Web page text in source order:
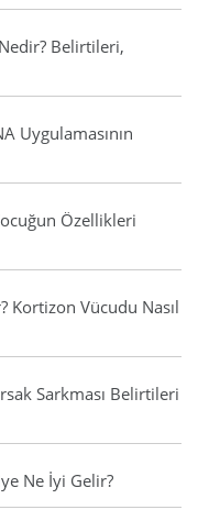
Belirtileri,
Uygulamasının
Özellikleri
Kortizon Vücudu Nasıl
Sarkması Belirtileri
Ne İyi Gelir?